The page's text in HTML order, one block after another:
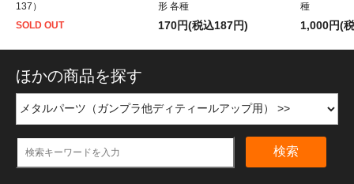
137）
SOLD OUT
形 各種
170円(税込187円)
種
1,000円(
ほかの商品を探す
検索